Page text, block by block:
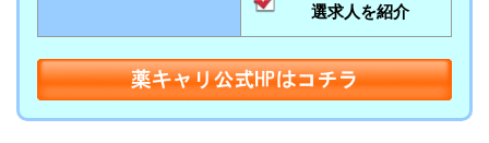
選求人を紹介